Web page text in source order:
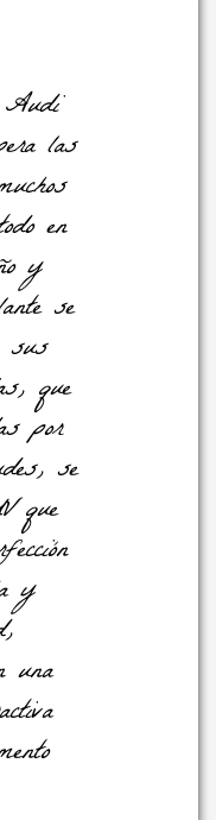
Audi
las
en
y
se
sus
que
por
se
que
y
una